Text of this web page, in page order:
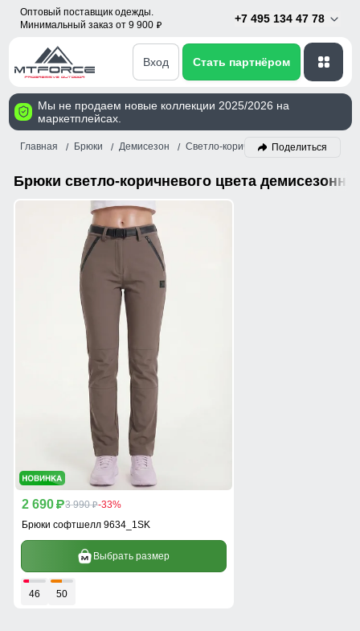
Оптовый поставщик одежды.
Минимальный заказ от 9 900 p
+7 495 134 47 78
Вход Стать партнёром
Мы не продаем новые коллекции 2025/2026 на
маркетплейсах.
Главная Брюки Демисезон Светло-коричневыйПоделиться
Брюки светло-коричневого цвета
2 690 p3 990 p-33%
Брюки софтшелл 9634_1SK
Выбрать размер
46 50